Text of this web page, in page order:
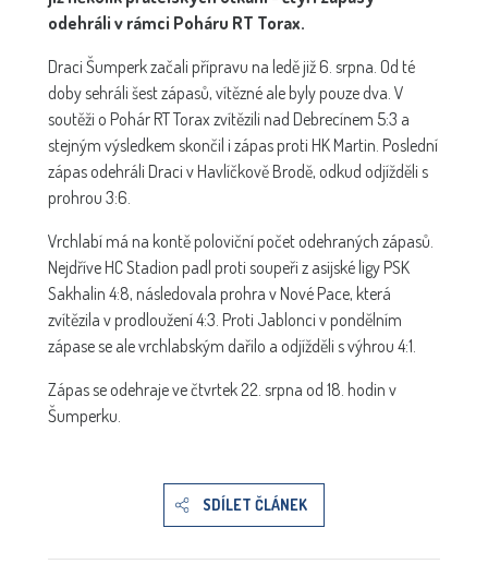
odehráli v rámci Poháru RT Torax.
Draci Šumperk začali přípravu na ledě již 6. srpna. Od té
doby sehráli šest zápasů, vítězné ale byly pouze dva. V
soutěži o Pohár RT Torax zvítězili nad Debrecínem 5:3 a
stejným výsledkem skončil i zápas proti HK Martin. Poslední
zápas odehráli Draci v Havlíčkově Brodě, odkud odjížděli s
prohrou 3:6.
Vrchlabí má na kontě poloviční počet odehraných zápasů.
Nejdříve HC Stadion padl proti soupeři z asijské ligy PSK
Sakhalin 4:8, následovala prohra v Nové Pace, která
zvítězila v prodloužení 4:3. Proti Jablonci v pondělním
zápase se ale vrchlabským dařilo a odjížděli s výhrou 4:1.
Zápas se odehraje ve čtvrtek 22. srpna od 18. hodin v
Šumperku.
SDÍLET ČLÁNEK